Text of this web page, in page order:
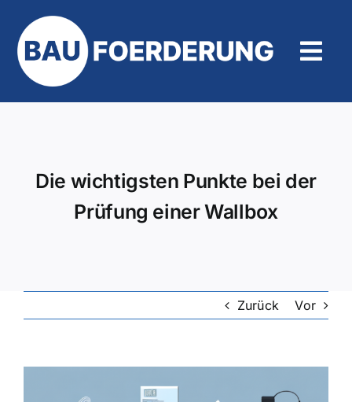
Inhalt
springen
Die wichtigsten Punkte bei der
Prüfung einer Wallbox
Zurück Vor
grösseres